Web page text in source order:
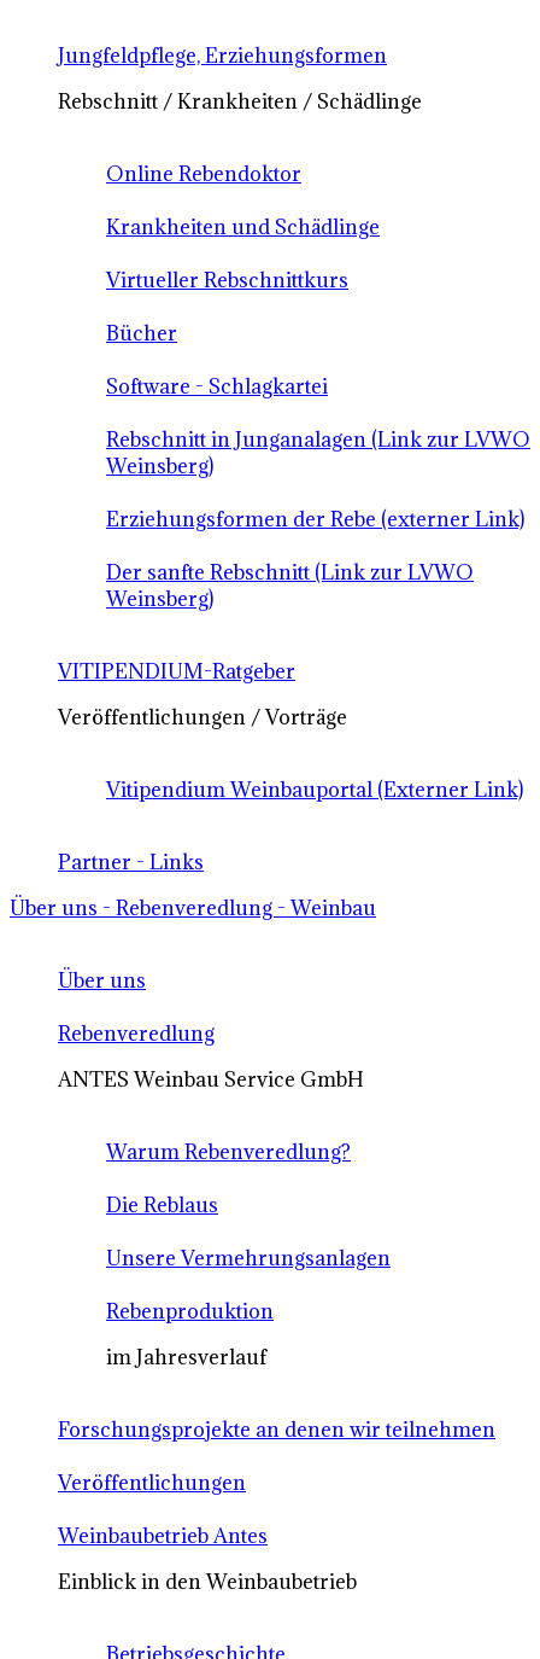
Jungfeldpflege, Erziehungsformen
Rebschnitt / Krankheiten / Schädlinge
Online Rebendoktor
Krankheiten und Schädlinge
Virtueller Rebschnittkurs
Bücher
Software - Schlagkartei
Rebschnitt in Junganalagen (Link zur LVWO
Weinsberg)
Erziehungsformen der Rebe (externer Link)
Der sanfte Rebschnitt (Link zur LVWO
Weinsberg)
VITIPENDIUM-Ratgeber
Veröffentlichungen / Vorträge
Vitipendium Weinbauportal (Externer Link)
Partner - Links
Über uns - Rebenveredlung - Weinbau
Über uns
Rebenveredlung
ANTES Weinbau Service GmbH
Warum Rebenveredlung?
Die Reblaus
Unsere Vermehrungsanlagen
Rebenproduktion
im Jahresverlauf
Forschungsprojekte an denen wir teilnehmen
Veröffentlichungen
Weinbaubetrieb Antes
Einblick in den Weinbaubetrieb